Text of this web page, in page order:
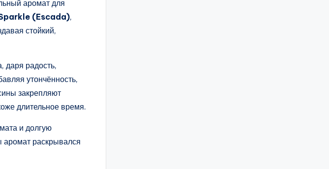
аромат для
(Escada),
стойкий,
даря радость,
утончённость,
закрепляют
длительное время.
и долгую
аромат раскрывался